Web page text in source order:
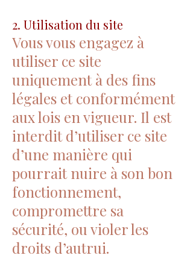
2. Utilisation du site
Vous vous engagez à
utiliser ce site
uniquement à des fins
légales et conformément
aux lois en vigueur. Il est
interdit d’utiliser ce site
d’une manière qui
pourrait nuire à son bon
fonctionnement,
compromettre sa
sécurité, ou violer les
droits d’autrui.